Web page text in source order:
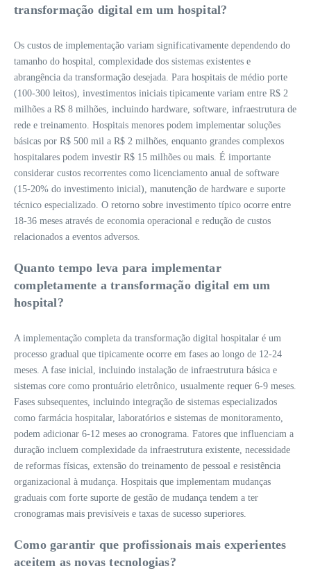
transformação digital em um hospital?
Os custos de implementação variam significativamente dependendo do
tamanho do hospital, complexidade dos sistemas existentes e
abrangência da transformação desejada. Para hospitais de médio porte
(100-300 leitos), investimentos iniciais tipicamente variam entre R$ 2
milhões a R$ 8 milhões, incluindo hardware, software, infraestrutura de
rede e treinamento. Hospitais menores podem implementar soluções
básicas por R$ 500 mil a R$ 2 milhões, enquanto grandes complexos
hospitalares podem investir R$ 15 milhões ou mais. É importante
considerar custos recorrentes como licenciamento anual de software
(15-20% do investimento inicial), manutenção de hardware e suporte
técnico especializado. O retorno sobre investimento típico ocorre entre
18-36 meses através de economia operacional e redução de custos
relacionados a eventos adversos.
Quanto tempo leva para implementar
completamente a transformação digital em um
hospital?
A implementação completa da transformação digital hospitalar é um
processo gradual que tipicamente ocorre em fases ao longo de 12-24
meses. A fase inicial, incluindo instalação de infraestrutura básica e
sistemas core como prontuário eletrônico, usualmente requer 6-9 meses.
Fases subsequentes, incluindo integração de sistemas especializados
como farmácia hospitalar, laboratórios e sistemas de monitoramento,
podem adicionar 6-12 meses ao cronograma. Fatores que influenciam a
duração incluem complexidade da infraestrutura existente, necessidade
de reformas físicas, extensão do treinamento de pessoal e resistência
organizacional à mudança. Hospitais que implementam mudanças
graduais com forte suporte de gestão de mudança tendem a ter
cronogramas mais previsíveis e taxas de sucesso superiores.
Como garantir que profissionais mais experientes
aceitem as novas tecnologias?